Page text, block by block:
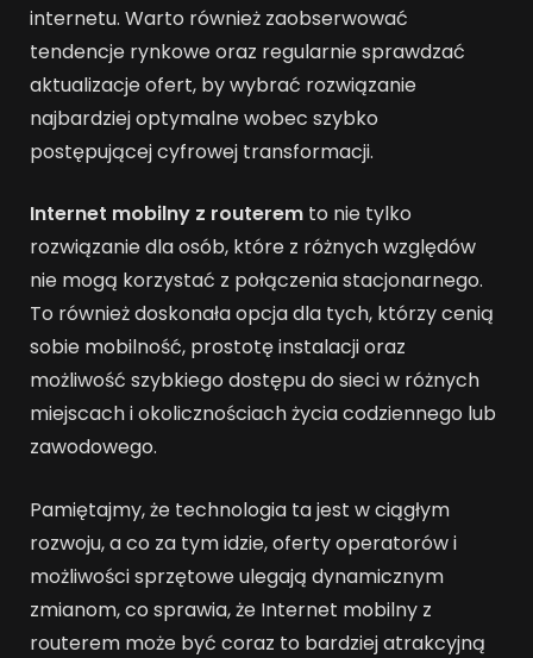
internetu. Warto również zaobserwować
tendencje rynkowe oraz regularnie sprawdzać
aktualizacje ofert, by wybrać rozwiązanie
najbardziej optymalne wobec szybko
postępującej cyfrowej transformacji.
Internet mobilny z routerem to nie tylko
rozwiązanie dla osób, które z różnych względów
nie mogą korzystać z połączenia stacjonarnego.
To również doskonała opcja dla tych, którzy cenią
sobie mobilność, prostotę instalacji oraz
możliwość szybkiego dostępu do sieci w różnych
miejscach i okolicznościach życia codziennego lub
zawodowego.
Pamiętajmy, że technologia ta jest w ciągłym
rozwoju, a co za tym idzie, oferty operatorów i
możliwości sprzętowe ulegają dynamicznym
zmianom, co sprawia, że Internet mobilny z
routerem może być coraz to bardziej atrakcyjną